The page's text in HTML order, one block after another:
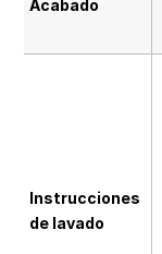
Acabado
Instrucciones
de lavado